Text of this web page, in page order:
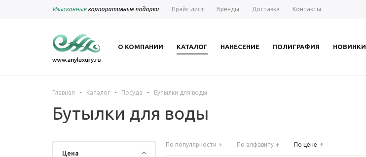
Изысканныекорпоративные подарки Прайс-лист Бренды Доставка Контакты
О КОМПАНИИ КАТАЛОГ НАНЕСЕНИЕ ПОЛИГРАФИЯ НОВИНКИ
Главная - Каталог - Посуда - Бутылки для воды
Бутылки для воды
Цена
По популярности По алфавиту По цене